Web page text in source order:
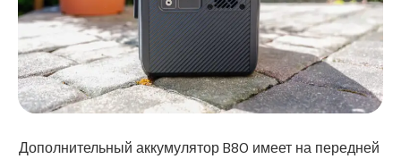
Дополнительный аккумулятор B80 имеет на передней